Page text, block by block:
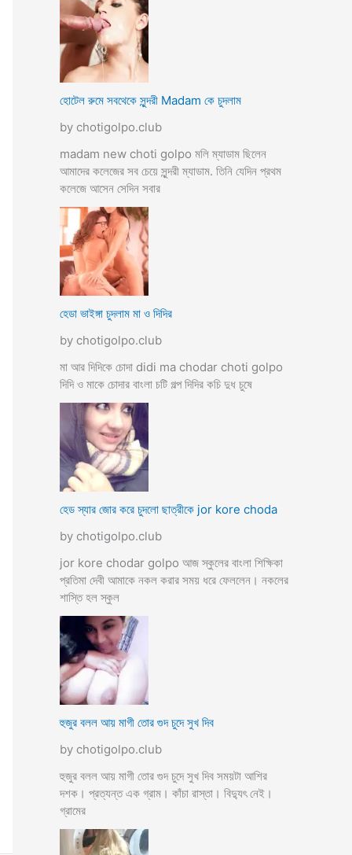
হোটেল রুমে সবথেকে সুন্দরী Madam কে চুদলাম
by chotigolpo.club
madam new choti golpo মলি ম্যাডাম ছিলেন
আমাদের কলেজের সব চেয়ে সুন্দরী ম্যাডাম. তিনি যেদিন প্রথম
কলেজে আসেন সেদিন সবার
হেডা ভাইঙ্গা চুদলাম মা ও দিদির
by chotigolpo.club
মা আর দিদিকে চোদা didi ma chodar choti golpo
দিদি ও মাকে চোদার বাংলা চটি গল্প দিদির কচি দুধ চুষে
হেড স্যার জোর করে চুদলো ছাত্রীকে jor kore choda
by chotigolpo.club
jor kore chodar golpo আজ স্কুলের বাংলা শিক্ষিকা
প্রতিমা দেবী আমাকে নকল করার সময় ধরে ফেললেন। নকলের
শাস্তি হল স্কুল
হুজুর বলল আয় মাগী তোর গুদ চুদে সুখ দিব
by chotigolpo.club
হুজুর বলল আয় মাগী তোর গুদ চুদে সুখ দিব সময়টা আশির
দশক। প্রত্যন্ত এক গ্রাম। কাঁচা রাস্তা। বিদ্যুৎ নেই।
গ্রামের